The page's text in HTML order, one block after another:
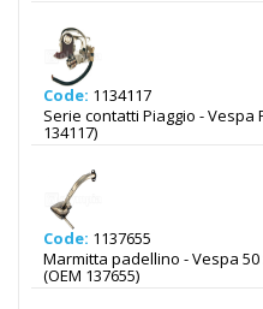
Code: 1134117
Serie contatti Piaggio - Vespa
134117)
Code: 1137655
Marmitta padellino - Vespa 50
(OEM 137655)